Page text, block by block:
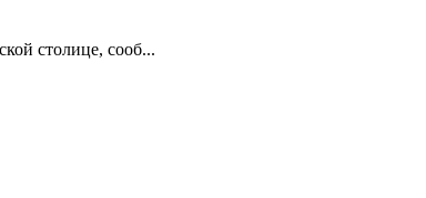
столице, сооб...